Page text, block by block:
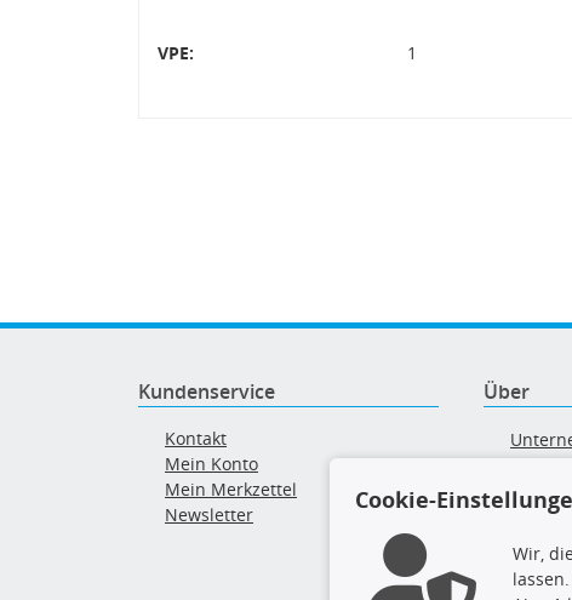
VPE: 1
Kundenservice
Kontakt
Mein Konto
Mein Merkzettel
Newsletter
Über
Cookie-
Wir,